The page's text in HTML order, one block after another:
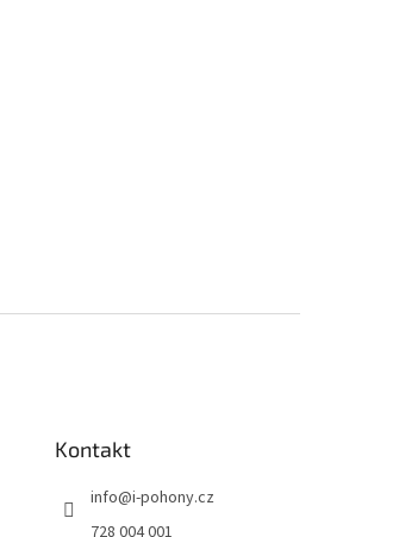
Kontakt
info@i-pohony.cz
728 004 001